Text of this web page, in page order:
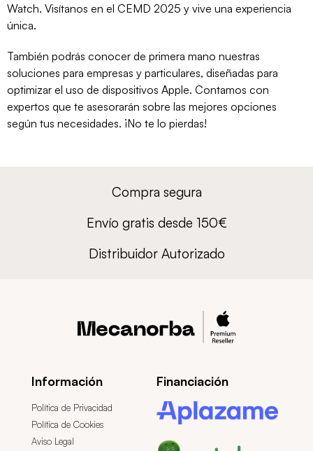
Watch. Visítanos en el CEMD 2025 y vive una experiencia
única.
También podrás conocer de primera mano nuestras
soluciones para empresas y particulares, diseñadas para
optimizar el uso de dispositivos Apple. Contamos con
expertos que te asesorarán sobre las mejores opciones
según tus necesidades. ¡No te lo pierdas!
Compra segura
Envío gratis desde 150€
Distribuidor Autorizado
Información
Política de Privacidad
Política de Cookies
Aviso Legal
Financiación